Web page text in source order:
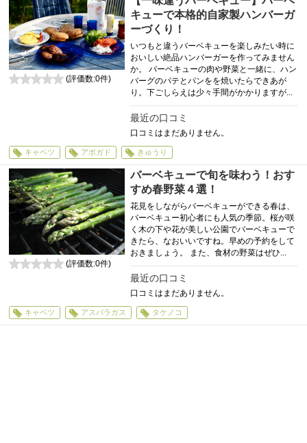
キューで本格的自家製ハンバーガ
ーづくり！
いつもと違うバーベキューを楽しみたい時に
おいしい絶品ハンバーガーを作ってみません
か。 バーベキューの肉や野菜と一緒に、ハン
バーグのパテとパンをを焼いたらできあが
り。下ごしらえは少々手間がかかりますが...
最近の口コミ
口コミはまだありません。
(評価数:0件)
キャベツ アボガド きゅうり
バーベキューで旬を味わう！おす
すめ春野菜４選！
花見をしながらバーベキューができる春は、
バーベキュー初心者にも人気の季節。桜が咲
く木の下や花が美しい公園でバーベキューで
きたら、なおいいですね。早めの予約をして
おきましょう。 また、食材の野菜はぜひ...
最近の口コミ
口コミはまだありません。
(評価数:0件)
キャベツ アスパラガス タケノコ